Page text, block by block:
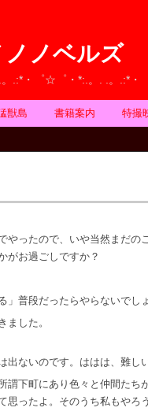
ノベルズ
.:*・゜☆゜・*:.。. .。.:*・
獣島 書籍案内 特撮
やったので、いや当然まだ
がお過ごしですか？
」普段だったらやらないでし
ました。
出ないのです。ははは、難し
謂下町にあり色々と仲間たち
思ったよ。そのうち私もやろ